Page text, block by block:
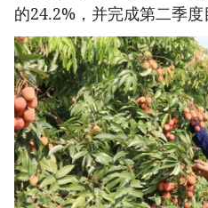
的24.2%，并完成第二季度